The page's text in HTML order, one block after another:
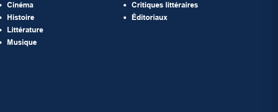
Cinéma
Histoire
Littérature
Musique
Critiques littéraires
Éditoriaux